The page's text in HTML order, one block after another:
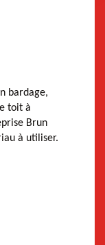
bardage,
toit à
Brun
à utiliser.